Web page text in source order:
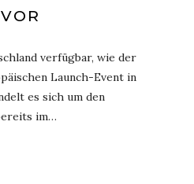
verfügbar, wie der
Launch-Event in
es sich um den
im…